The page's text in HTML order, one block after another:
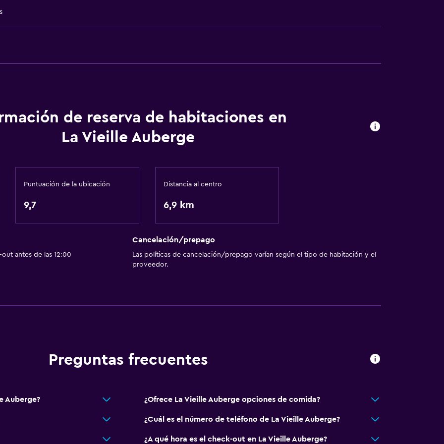
General
Ventana
Vista a una calle tranquila
Vista a la montaña
Piso de mosaico/mármol
Vista a la ciudad
Habitación
Armario o clóset
Senderismo
Bicicletas
de reserva de habitaciones en
La Vieille Auberge
Puntuación de la ubicación
9,7
Distancia al centro
6,9 km
antes de las 12:00
Cancelación/prepago
Las políticas de cancelación/prepago varían según el tipo de habitación y el
proveedor.
Preguntas frecuentes
Auberge? ¿Ofrece La Vieille Auberge opciones de comida?
¿Cuál es el número de teléfono de La Vieille Auberge?
¿A qué hora es el check-out en La Vieille Auberge?